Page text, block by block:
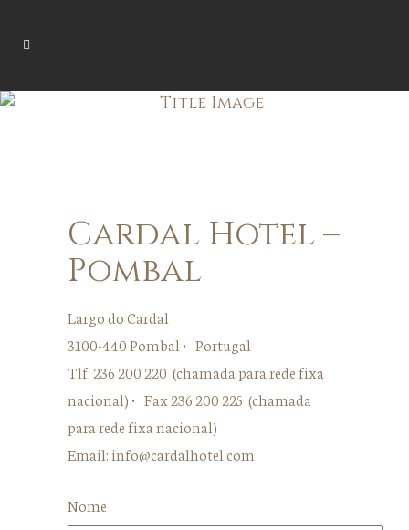
Cardal Hotel –
Pombal
Largo do Cardal
3100-440 Pombal • Portugal
Tlf: 236 200 220 (chamada para rede fixa
nacional) • Fax 236 200 225 (chamada
para rede fixa nacional)
Email: info@cardalhotel.com
Nome